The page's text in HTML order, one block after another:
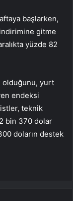
başlarken,
gitme
yüzde 82
olduğunu, yurt
endeksi
teknik
bin 370 dolar
doların destek